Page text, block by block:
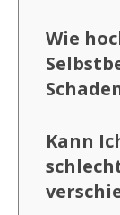
Wie
Kann